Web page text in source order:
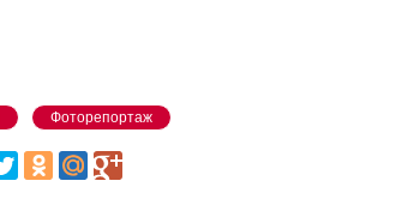
Фоторепортаж